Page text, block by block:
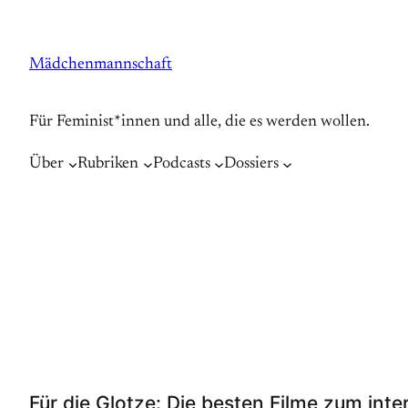
springen
Mädchenmannschaft
Für Feminist*innen und alle, die es werden wollen.
Über Rubriken Podcasts Dossiers
Für die Glotze: Die besten Filme zum